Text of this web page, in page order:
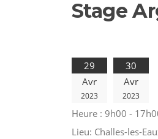
Stage
29
Avr
2023
30
Avr
2023
Heure : 9h00 -
Lieu: Challes-les-